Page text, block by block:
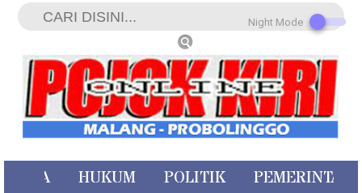
HUKUM POLITIK
Night Mode